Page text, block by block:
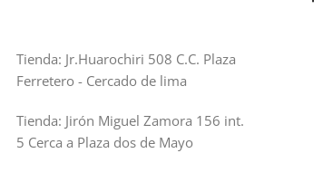
Tienda: Jr.Huarochiri 508 C.C. Plaza
Ferretero - Cercado de lima
Tienda: Jirón Miguel Zamora 156 int.
5 Cerca a Plaza dos de Mayo